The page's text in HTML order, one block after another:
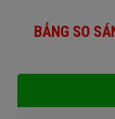
BẢNG SO